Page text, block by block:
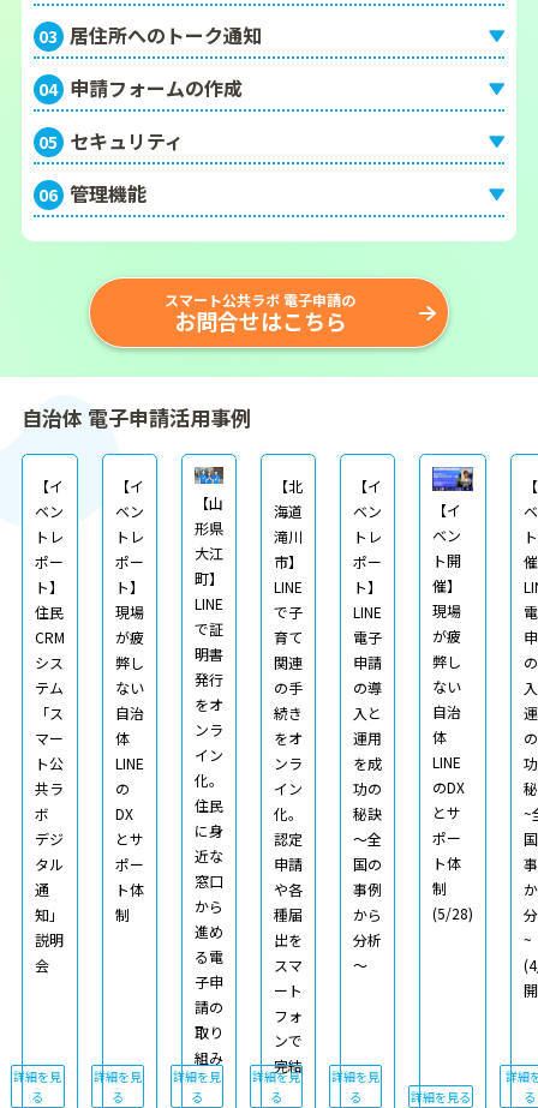
03 居住所へのトーク通知
04 申請フォームの作成
05 セキュリティ
06 管理機能
スマート公共ラボ 電子申請の
お問合せはこちら
自治体 電子申請活用事例
【イ
ベン
トレ
ポー
ト】
住民
CRM
シス
テム
「ス
マー
ト公
共ラ
ボ
デジ
タル
通
知」
説明
会
詳細を見
る
【イ
ベン
トレ
ポー
ト】
現場
が疲
弊し
ない
自治
体
LINE
の
DX
とサ
ポー
ト体
制
詳細を見
る
【山
形県
大江
町】
LINE
で証
明書
発行
をオ
ンラ
イン
化。
住民
に身
近な
窓口
から
進め
る電
子申
請の
取り
組み
詳細を見
る
【北
海道
滝川
市】
LINE
で子
育て
関連
の手
続き
をオ
ンラ
イン
化。
認定
申請
や各
種届
出を
スマ
ート
フォ
ンで
完結
詳細を見
る
【イ
ベン
トレ
ポー
ト】
LINE
電子
申請
の導
入と
運用
を成
功の
秘訣
～全
国の
事例
から
分析
～
詳細を見
る
【イ
ベン
ト開
催】
現場
が疲
弊し
ない
自治
体
LINE
のDX
とサ
ポー
ト体
制
(5/28)
詳細を見る
~
~
詳細
る